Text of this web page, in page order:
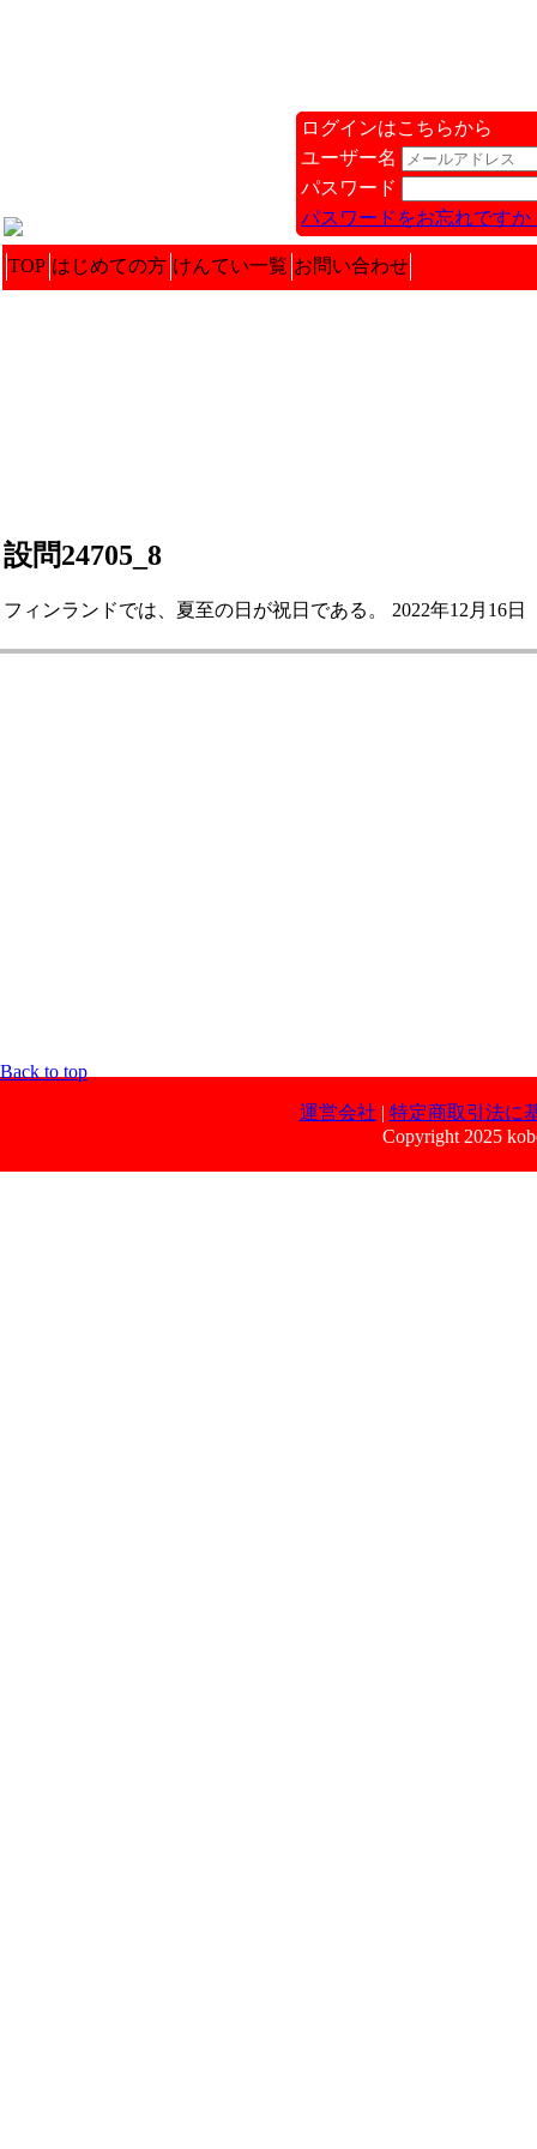
ログインはこちらから
ユーザー名
パスワード
パスワードをお忘れですか
TOP はじめての方 けんてい一覧 お問い合わせ
設問24705_8
フィンランドでは、夏至の日が祝日である。 2022年12月16日
Back to top
運営会社 | 特定商取引法に
Copyright 2025